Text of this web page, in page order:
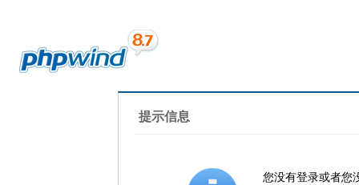
提示信息
您没有登录或者您